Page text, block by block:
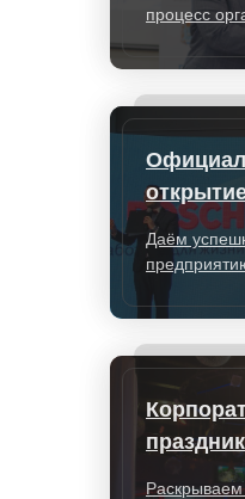
процесс
Даём
Раскрываем